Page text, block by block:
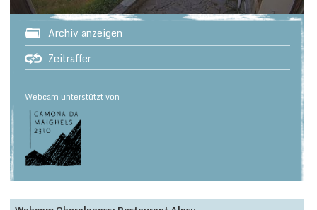
Archiv anzeigen
Zeitraffer
Webcam unterstützt von